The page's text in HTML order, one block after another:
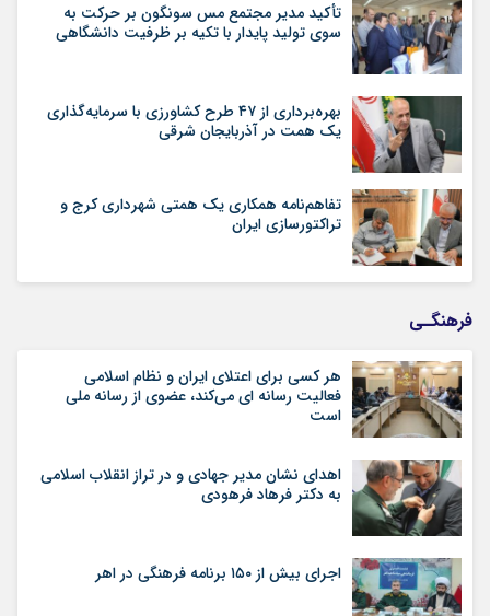
تأکید مدیر مجتمع مس سونگون بر حرکت به
سوی تولید پایدار با تکیه بر ظرفیت دانشگاهی
بهره‌برداری از ۴۷ طرح کشاورزی با سرمایه‌گذاری
یک همت در آذربایجان شرقی
تفاهم‌نامه همکاری یک همتی شهرداری کرج و
تراکتورسازی ایران
فرهنگـی
هر کسی برای اعتلای ایران و نظام اسلامی
فعالیت رسانه ای می‌کند، عضوی از رسانه ملی
است
اهدای نشان مدیر جهادی و در تراز انقلاب اسلامی
به دکتر فرهاد فرهودی
اجرای بیش از ۱۵۰ برنامه فرهنگی در اهر